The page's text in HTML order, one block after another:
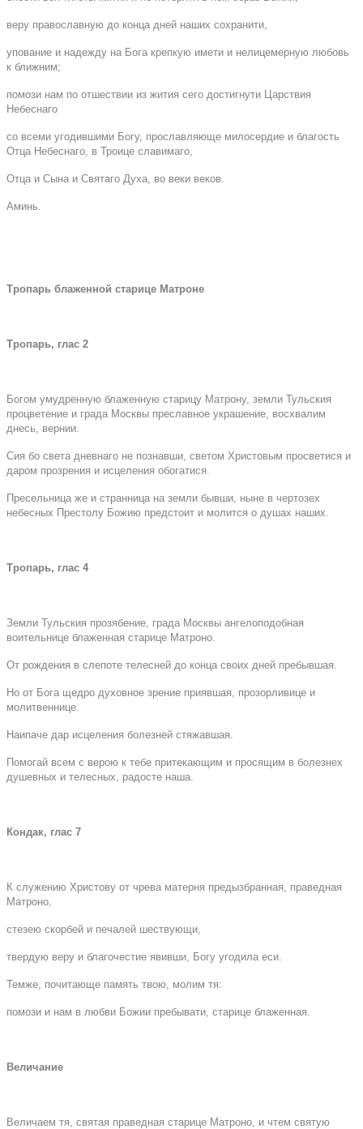
веру православную до конца дней наших сохранити,
упование и надежду на Бога крепкую имети и нелицемерную любовь
к ближним;
помози нам по отшествии из жития сего достигнути Царствия
Небеснаго
со всеми угодившими Богу, прославляюще милосердие и благость
Отца Небеснаго, в Троице славимаго,
Отца и Сына и Святаго Духа, во веки веков.
Аминь.
Тропарь блаженной старице Матроне
Тропарь, глас 2
Богом умудренную блаженную старицу Матрону, земли Тульския
процветение и града Москвы преславное украшение, восхвалим
днесь, вернии.
Сия бо света дневнаго не познавши, светом Христовым просветися и
даром прозрения и исцеления обогатися.
Пресельница же и странница на земли бывши, ныне в чертозех
небесных Престолу Божию предстоит и молится о душах наших.
Тропарь, глас 4
Земли Тульския прозябение, града Москвы ангелоподобная
воительнице блаженная старице Матроно.
От рождения в слепоте телесней до конца своих дней пребывшая.
Но от Бога щедро духовное зрение приявшая, прозорливице и
молитвеннице.
Наипаче дар исцеления болезней стяжавшая.
Помогай всем с верою к тебе притекающим и просящим в болезнех
душевных и телесных, радосте наша.
Кондак, глас 7
К служению Христову от чрева матерня предызбранная, праведная
Матроно,
стезею скорбей и печалей шествующи,
твердую веру и благочестие явивши, Богу угодила еси.
Темже, почитающе память твою, молим тя:
помози и нам в любви Божии пребывати, старице блаженная.
Величание
Величаем тя, святая праведная старице Матроно, и чтем святую